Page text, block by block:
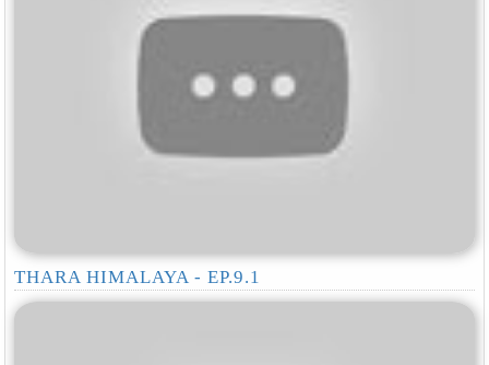
THARA HIMALAYA - EP.9.1